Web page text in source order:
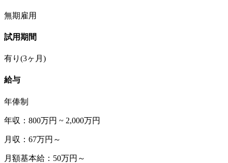
無期雇用
試用期間
有り(3ヶ月)
給与
年俸制
年収：800万円 ~ 2,000万円
月収：67万円～
月額基本給：50万円～